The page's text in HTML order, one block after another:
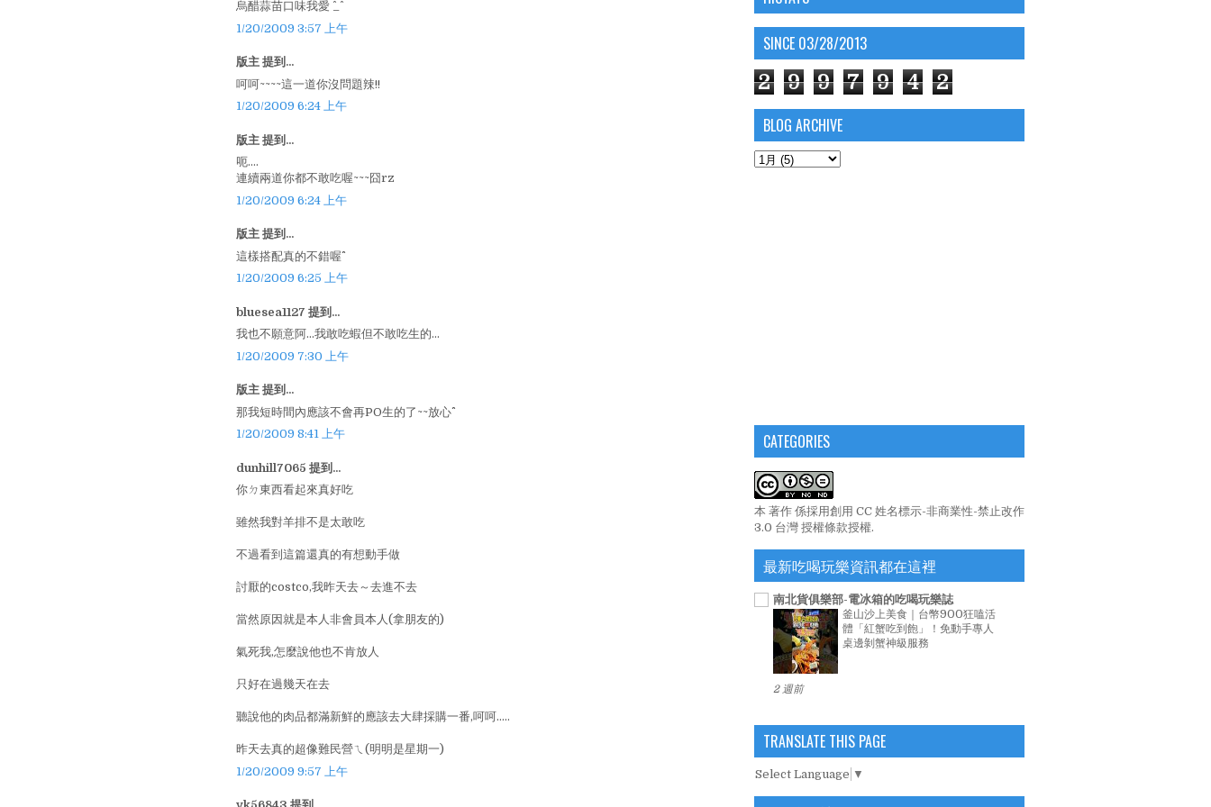
烏醋蒜苗口味我愛 ^_^
1/20/2009 3:57 上午
版主 提到...
呵呵~~~~這一道你沒問題辣!!
1/20/2009 6:24 上午
版主 提到...
呃....
連續兩道你都不敢吃喔~~~囧rz
1/20/2009 6:24 上午
版主 提到...
這樣搭配真的不錯喔^^
1/20/2009 6:25 上午
bluesea1127 提到...
我也不願意阿...我敢吃蝦但不敢吃生的...
1/20/2009 7:30 上午
版主 提到...
那我短時間內應該不會再PO生的了~~放心^^
1/20/2009 8:41 上午
dunhill7065 提到...
你ㄉ東西看起來真好吃
雖然我對羊排不是太敢吃
不過看到這篇還真的有想動手做
討厭的costco,我昨天去～去進不去
當然原因就是本人非會員本人(拿朋友的)
氣死我,怎麼說他也不肯放人
只好在過幾天在去
聽說他的肉品都滿新鮮的應該去大肆採購一番,呵呵.....
昨天去真的超像難民營ㄟ(明明是星期一)
1/20/2009 9:57 上午
SINCE 03/28/2013
2 9 9 7 9 4 2
BLOG ARCHIVE
CATEGORIES
本 著作 係採用創用 CC 姓名標示-非商業性-禁止改作
3.0 台灣 授權條款授權.
最新吃喝玩樂資訊都在這裡
南北貨俱樂部-電冰箱的吃喝玩樂誌
釜山沙上美食｜台幣900狂嗑活
體「紅蟹吃到飽」！免動手專人
桌邊剝蟹神級服務
2 週前
TRANSLATE THIS PAGE
Select Language ▼